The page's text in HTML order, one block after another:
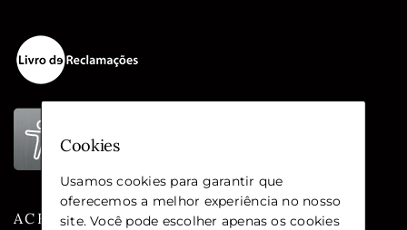
ACESSIBILIDADE
Cookies
Usamos cookies para garantir que
oferecemos a melhor experiência no nosso
site. Você pode escolher apenas os cookies